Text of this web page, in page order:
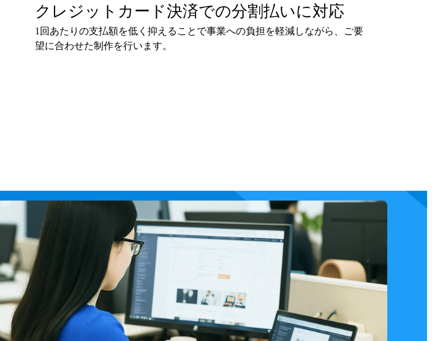
クレジットカード決済での分割払いに対応
1回あたりの支払額を低く抑えることで事業への負担を軽減しながら、ご要
望に合わせた制作を行います。